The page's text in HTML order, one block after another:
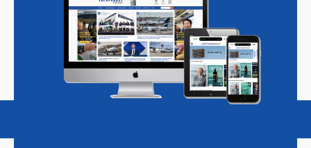
Magazine Podcasts Vacatures